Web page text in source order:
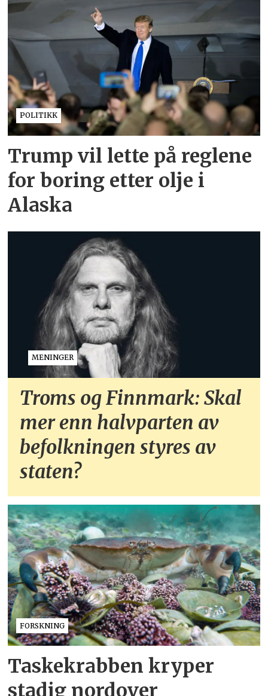
POLITIKK
Trump vil lette på reglene
for boring etter olje i
Alaska
MENINGER
Troms og Finnmark: Skal
mer enn halvparten av
befolkningen styres av
staten?
FORSKNING
Taskekrabben kryper
stadig nordover